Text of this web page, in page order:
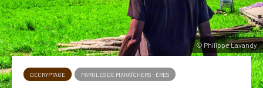
© Philippe Lavandy
DÉCRYPTAGE PAROLES DE MARAÎCHERS - ÈRES